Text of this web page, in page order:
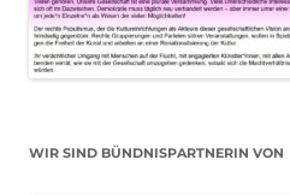
WIR SIND BÜNDNISPARTNERIN VON